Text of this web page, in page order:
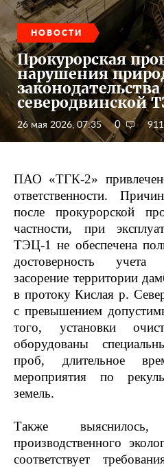
НОВОСТИ
Прокурорская
нарушения
северодвинской
26 мая 2026, 07:35 0 911
ПАО «ТГК-2»
ответственности.
после прокурорской
частности, при
ТЭЦ-1 не обеспечена
достоверность
засорение территории
в протоку Кислая р.
с превышением
того, установки
оборудованы
проб, длительное
мероприятия по
земель.
Также
производственного
соответствует